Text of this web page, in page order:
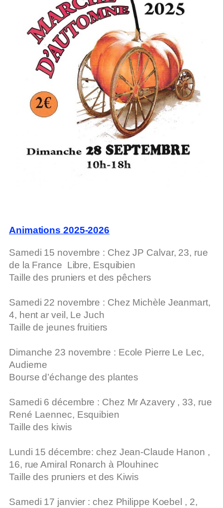
Animations 2025-2026
Samedi 15 novembre : Chez JP Calvar, 23, rue
de la France Libre, Esquibien
Taille des pruniers et des pêchers
Samedi 22 novembre : Chez Michèle Jeanmart,
4, hent ar veil, Le Juch
Taille de jeunes fruitiers
Dimanche 23 novembre : Ecole Pierre Le Lec,
Audierne
Bourse d’échange des plantes
Samedi 6 décembre : Chez Mr Azavery , 33, rue
René Laennec, Esquibien
Taille des kiwis
Lundi 15 décembre: chez Jean-Claude Hanon ,
16, rue Amiral Ronarch à Plouhinec
Taille des pruniers et des Kiwis
Samedi 17 janvier : chez Philippe Koebel , 2,